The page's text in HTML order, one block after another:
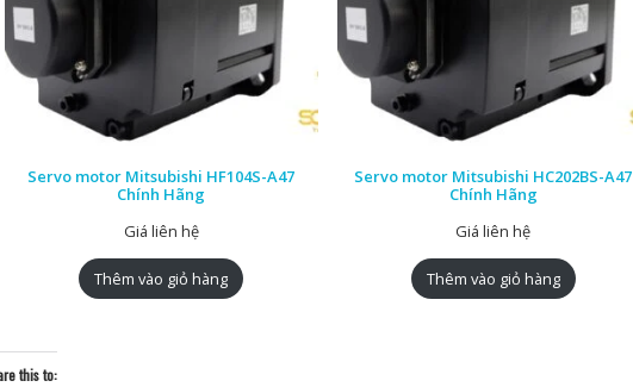
Servo motor Mitsubishi HF104S-A47
Chính Hãng
Giá liên hệ
Thêm vào giỏ hàng
Servo motor Mitsubishi HC202BS-A47
Chính Hãng
Giá liên hệ
Thêm vào giỏ hàng
this to: